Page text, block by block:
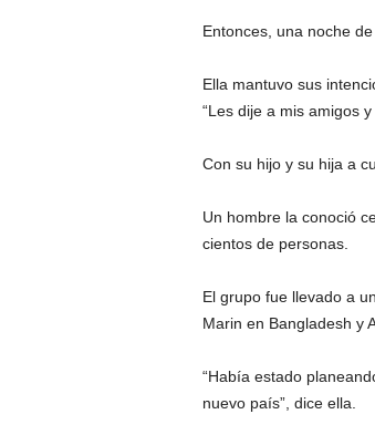
Entonces, una noche
Ella mantuvo sus
“Les dije a mis amigos
Con su hijo y su hija a
Un hombre la conoció
cientos de personas.
El grupo fue llevado a
Marin en Bangladesh y
“Había estado
nuevo país”, dice ella.